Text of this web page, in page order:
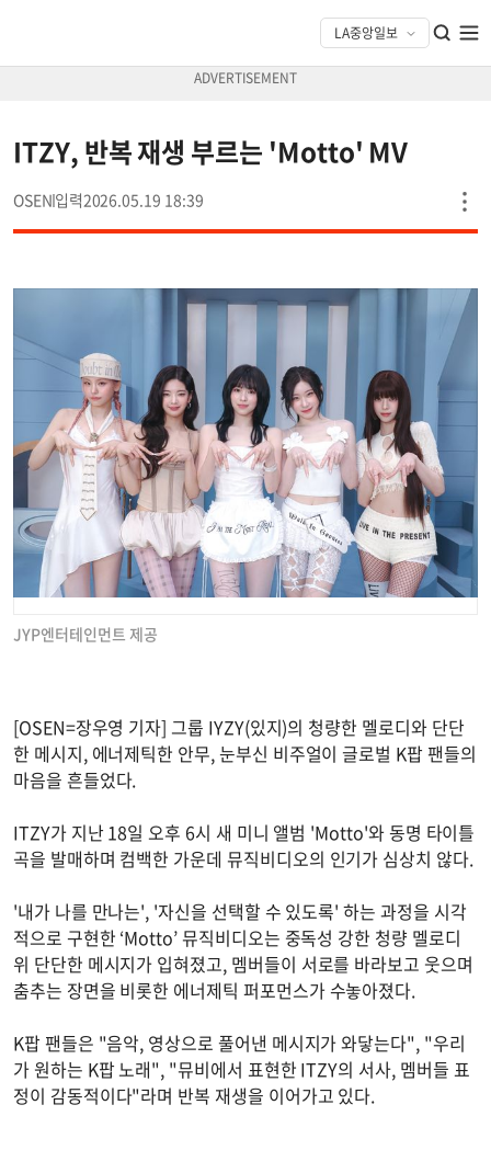
ITZY, 반복 재생 부르는 'Motto' MV
OSEN 2026.05.19 18:39
JYP엔터테인먼트 제공
[OSEN=장우영 기자] 그룹 IYZY(있지)의 청량한 멜로디와 단단
한 메시지, 에너제틱한 안무, 눈부신 비주얼이 글로벌 K팝 팬들의
마음을 흔들었다.
ITZY가 지난 18일 오후 6시 새 미니 앨범 'Motto'와 동명 타이틀
곡을 발매하며 컴백한 가운데 뮤직비디오의 인기가 심상치 않다.
'내가 나를 만나는', '자신을 선택할 수 있도록' 하는 과정을 시각
적으로 구현한 ‘Motto’ 뮤직비디오는 중독성 강한 청량 멜로디
위 단단한 메시지가 입혀졌고, 멤버들이 서로를 바라보고 웃으며
춤추는 장면을 비롯한 에너제틱 퍼포먼스가 수놓아졌다.
K팝 팬들은 "음악, 영상으로 풀어낸 메시지가 와닿는다", "우리
가 원하는 K팝 노래", "뮤비에서 표현한 ITZY의 서사, 멤버들 표
정이 감동적이다"라며 반복 재생을 이어가고 있다.